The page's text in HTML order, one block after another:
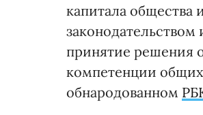
капитала
принятие решения
компетенции
обнародованном